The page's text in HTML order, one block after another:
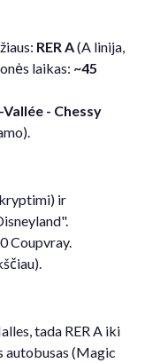
RER A(A linija,
laikas: ~45
- Chessy
ir
Coupvray.
tada RER A iki
autobusas (Magic